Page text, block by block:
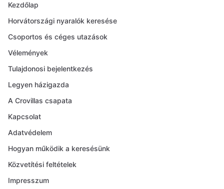
Kezdőlap
Horvátországi nyaralók keresése
Csoportos és céges utazások
Vélemények
Tulajdonosi bejelentkezés
Legyen házigazda
A Crovillas csapata
Kapcsolat
Adatvédelem
Hogyan működik a keresésünk
Közvetítési feltételek
Impresszum